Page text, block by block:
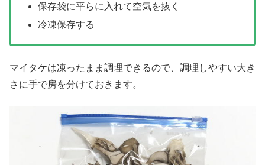
保存袋に平らに入れて空気を抜く
冷凍保存する
マイタケは凍ったまま調理できるので、調理しやすい大き
さに手で房を分けておきます。